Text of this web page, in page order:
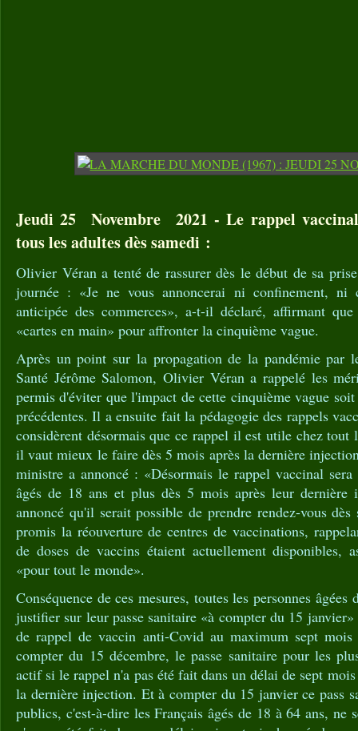
Jeudi 25 Novembre 2021 - Le rappel
tous les adultes dès samedi :
Olivier Véran a tenté de rassurer dès le début de sa
journée : «Je ne vous annoncerai ni confinement, ni
anticipée des commerces», a-t-il déclaré, affirmant
«cartes en main» pour affronter la cinquième vague.
Après un point sur la propagation de la pandémie par
Santé Jérôme Salomon, Olivier Véran a rappelé les
permis d'éviter que l'impact de cette cinquième vague
précédentes. Il a ensuite fait la pédagogie des rappels
considèrent désormais que ce rappel il est utile chez
il vaut mieux le faire dès 5 mois après la dernière
ministre a annoncé : «Désormais le rappel vaccinal
âgés de 18 ans et plus dès 5 mois après leur
annoncé qu'il serait possible de prendre rendez-vous
promis la réouverture de centres de vaccinations,
de doses de vaccins étaient actuellement disponibles,
«pour tout le monde».
Conséquence de ces mesures, toutes les personnes
justifier sur leur passe sanitaire «à compter du 15
de rappel de vaccin anti-Covid au maximum sept
compter du 15 décembre, le passe sanitaire pour les
actif si le rappel n'a pas été fait dans un délai de sept
la dernière injection. Et à compter du 15 janvier ce pass
publics, c'est-à-dire les Français âgés de 18 à 64 ans, ne